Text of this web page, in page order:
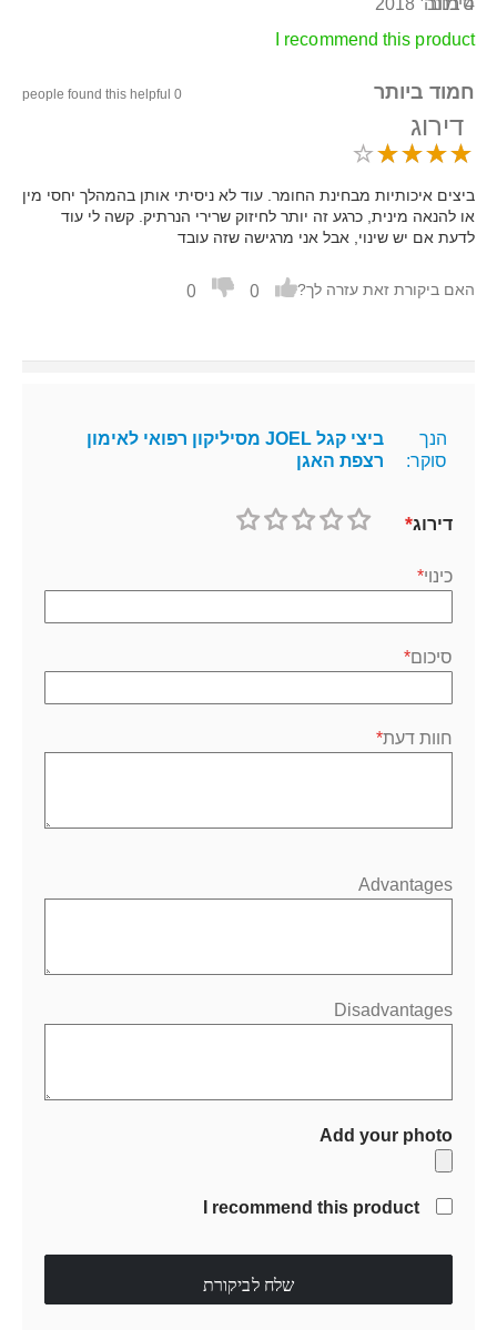
I recommend this product
חמוד ביותר 0 people found this helpful
דירוג
ביצים איכותיות מבחינת החומר. עוד לא ניסיתי אותן בהמהלך יחסי מין
או להנאה מינית, כרגע זה יותר לחיזוק שרירי הנרתיק. קשה לי עוד
לדעת אם יש שינוי, אבל אני מרגישה שזה עובד
האם ביקורת זאת עזרה לך? 0
0
הנך
סוקר:
ביצי קגל JOEL מסיליקון רפואי לאימון
רצפת האגן
דירוג
כינוי
סיכום
חוות דעת
Advantages
Disadvantages
Add your photo
I recommend this product
שלח לביקורת